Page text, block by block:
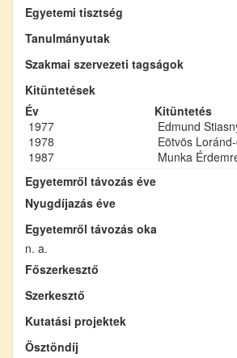
Egyetemi tisztség
Tanulmányutak
Szakmai szervezeti tagságok
Kitüntetések
Év
Kitüntetés
1977
Edmund
1978
Eötvös
1987
Munka
Egyetemről távozás éve
Nyugdíjazás éve
Egyetemről távozás oka
n. a.
Főszerkesztő
Szerkesztő
Kutatási projektek
Ösztöndíj